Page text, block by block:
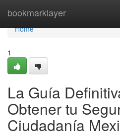
bookmarklayer
Home
Home
1
La Guía
Obtener tu
Ciudadanía